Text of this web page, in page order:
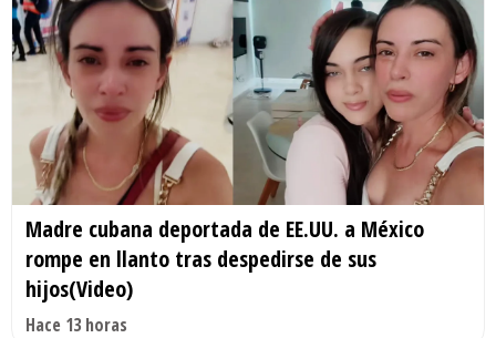
Madre cubana deportada de EE.UU. a México
rompe en llanto tras despedirse de sus
hijos(Video)
Hace 13 horas